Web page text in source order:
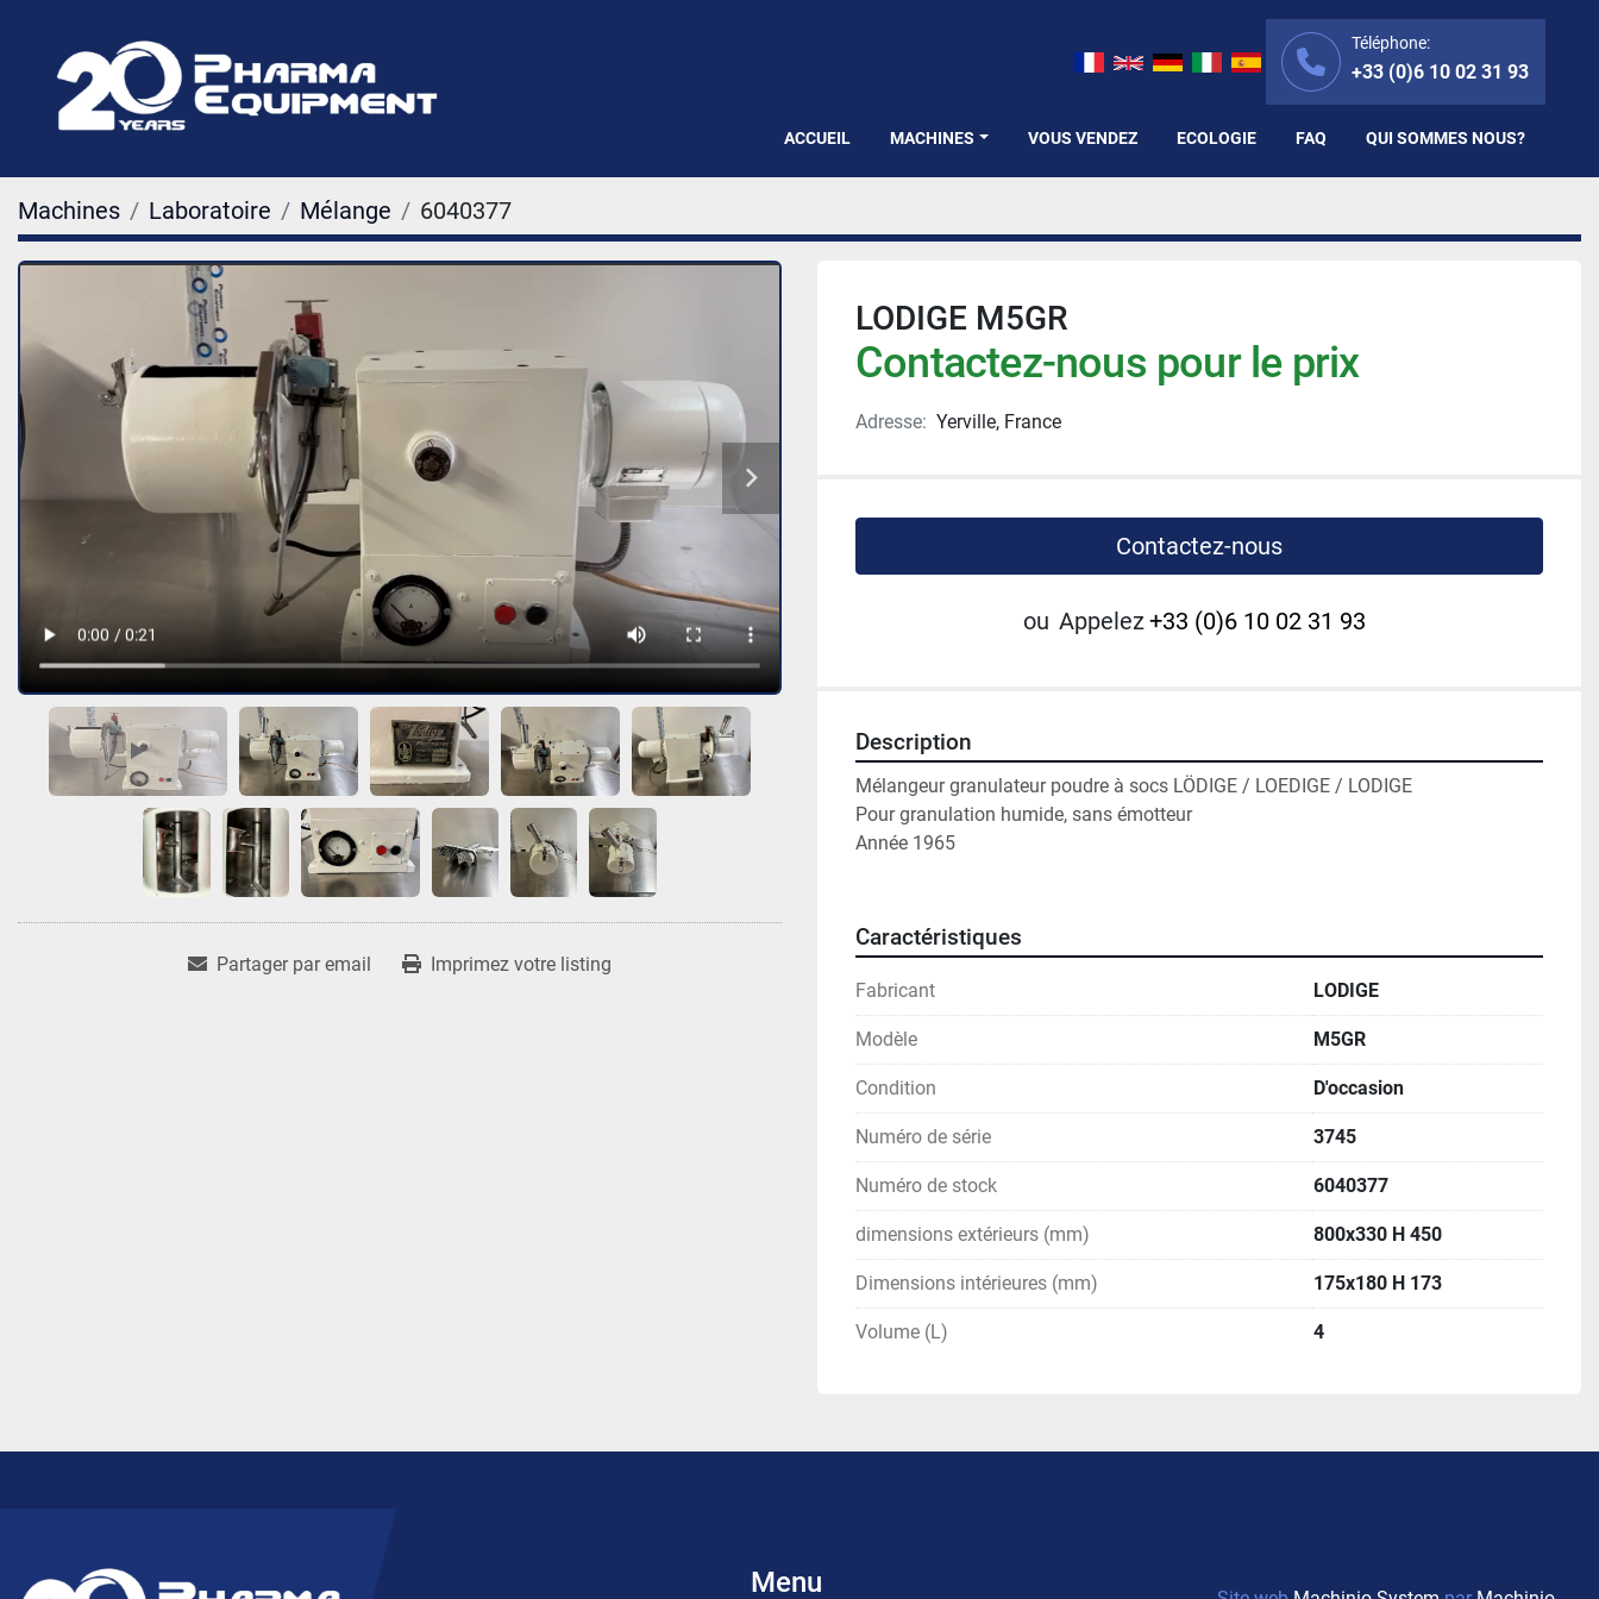
Téléphone:
+33 (0)6 10 02 31 93
ACCUEIL MACHINES VOUS VENDEZ ECOLOGIE FAQ QUI SOMMES NOUS?
Machines Laboratoire Mélange 6040377
Partager par email Imprimez votre listing
LODIGE M5GR
Contactez-nous pour le prix
Adresse: Yerville, France
Contactez-nous
ou Appelez+33 (0)6 10 02 31 93
Description
Mélangeur granulateur poudre à socs LÖDIGE / LOEDIGE / LODIGE
Pour granulation humide, sans émotteur
Année 1965
Caractéristiques
Fabricant LODIGE
Modèle M5GR
Condition D'occasion
Numéro de série 3745
Numéro de stock 6040377
dimensions extérieurs (mm) 800x330 H 450
Dimensions intérieures (mm) 175x180 H 173
Volume (L) 4
Menu